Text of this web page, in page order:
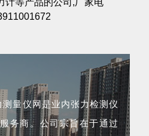
量仪网是业内张力检测仪
务商。公司宗旨在于通过